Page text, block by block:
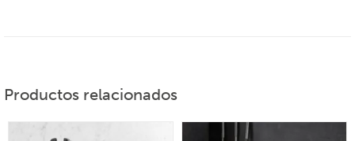
Productos relacionados